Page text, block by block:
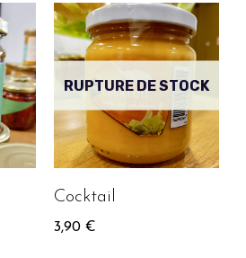
RUPTURE DE STOCK
Cocktail
3,90 €